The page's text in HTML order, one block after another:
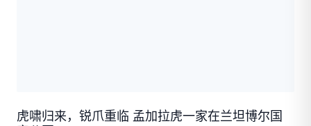
虎啸归来，锐爪重临 孟加拉虎一家在兰坦博尔国